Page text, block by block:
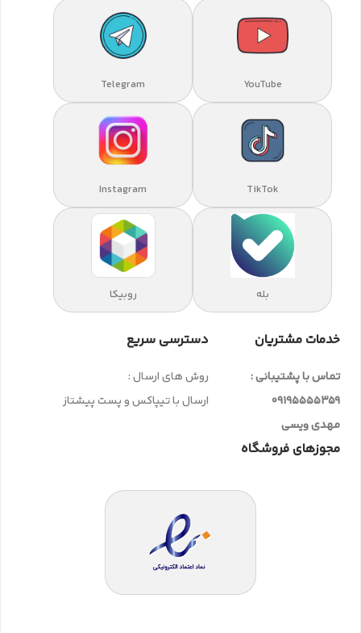
YouTube
Telegram
TikTok
Instagram
بله روبیکا
خدمات مشتریان
تماس با پشتیبانی :
09195555359
مهدی ویسی
دسترسی سریع
روش های ارسال :
ارسال با تیپاکس و پست پیشتاز
مجوزهای فروشگاه